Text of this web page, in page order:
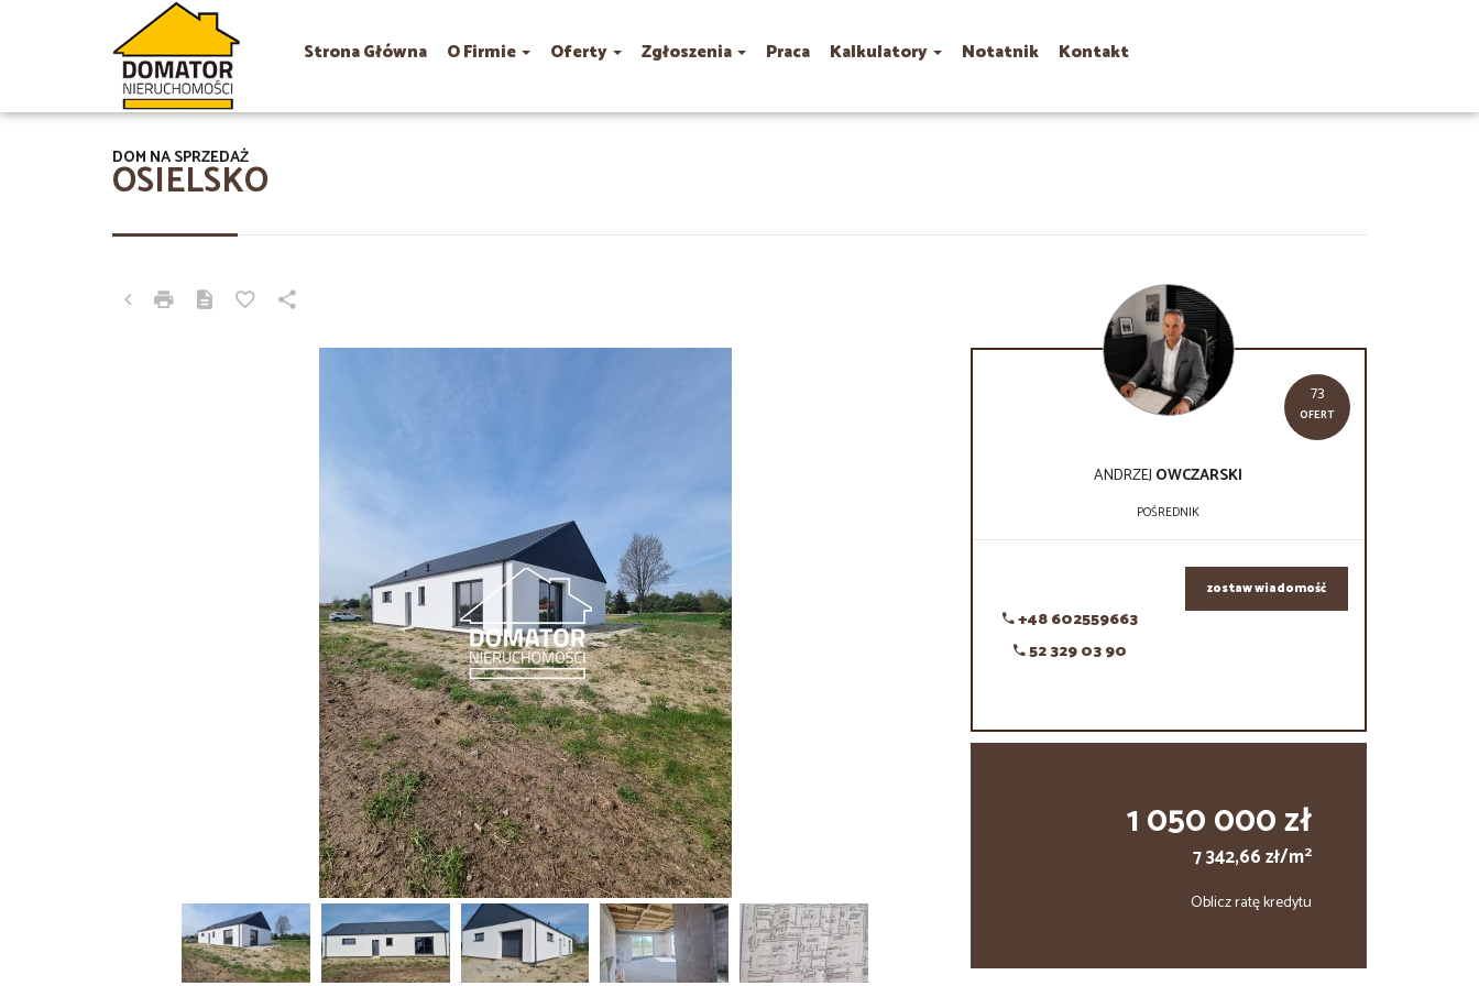
Strona Główna O Firmie Oferty Zgłoszenia Praca Kalkulatory Notatnik Kontakt
OSIELSKO
DOM NA SPRZEDAŻ
73
OFERT
ANDRZEJ OWCZARSKI
POŚREDNIK
+48 602559663
52 329 03 90
zostaw wiadomość
1 050 000 zł
7 342,66 zł/m2
Oblicz ratę kredytu